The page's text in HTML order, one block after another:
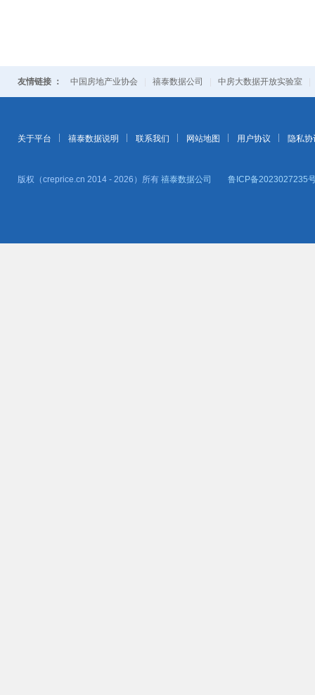
友情链接 ： 中国房地产业协会 禧泰数据公司 中房大数据开放实验室
关于平台 禧泰数据说明 联系我们 网站地图 用户协议 隐私协
版权（creprice.cn 2014 - 2026）所有 禧泰数据公司 鲁ICP备2023027235